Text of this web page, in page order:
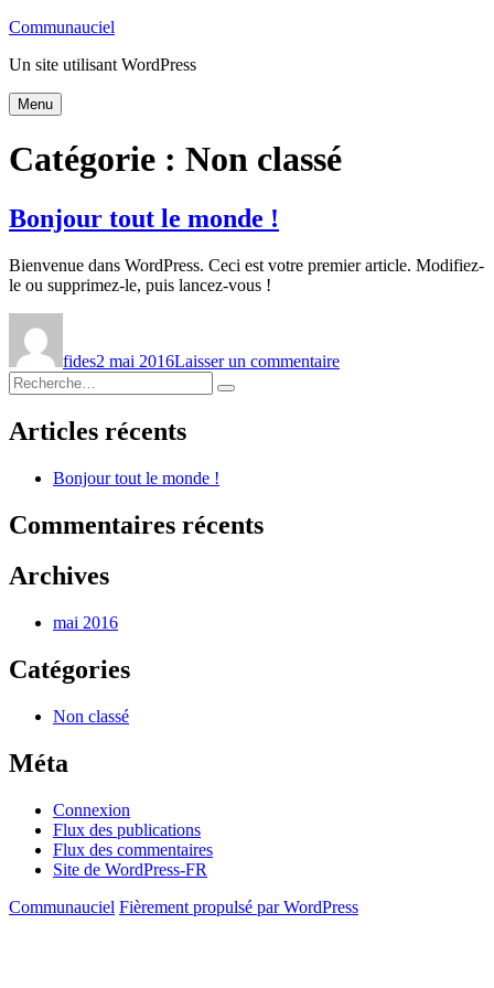
Aller
contenu
Communauciel
Un site utilisant WordPress
Menu
Catégorie : Non classé
Bonjour tout le monde !
Bienvenue dans WordPress. Ceci est votre premier article. Modifiez-
le ou supprimez-le, puis lancez-vous !
fides2 mai 2016Laisser un commentairetout
Recherche
pour :
Recherche
Articles récents
Bonjour tout le monde !
Commentaires récents
Archives
mai 2016
Catégories
Non classé
Méta
Connexion
Flux des publications
Flux des commentaires
Site de WordPress-FR
Communauciel Fièrement propulsé par WordPress